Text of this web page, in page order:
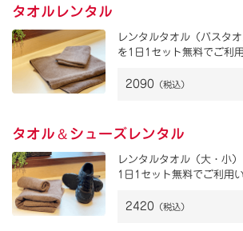
タオルレンタル
レンタルタオル（バスタ
を1日1セット無料でご利
2090 （税込）
タオル ＆ シューズレンタル
レンタルタオル（大・小
1日1セット無料でご利用
2420 （税込）